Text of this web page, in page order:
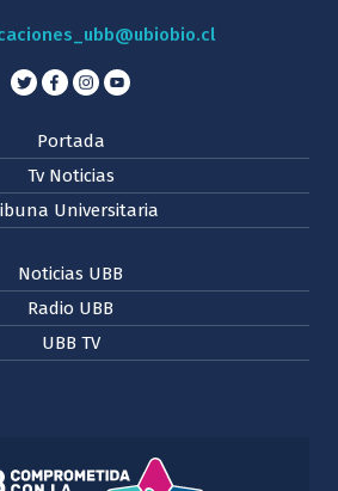
Portada
Tv Noticias
Universitaria
Noticias UBB
Radio UBB
UBB TV